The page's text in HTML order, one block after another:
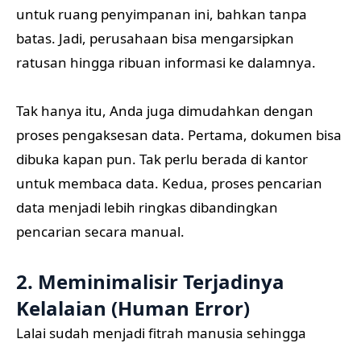
untuk ruang penyimpanan ini, bahkan tanpa
batas. Jadi, perusahaan bisa mengarsipkan
ratusan hingga ribuan informasi ke dalamnya.
Tak hanya itu, Anda juga dimudahkan dengan
proses pengaksesan data. Pertama, dokumen bisa
dibuka kapan pun. Tak perlu berada di kantor
untuk membaca data. Kedua, proses pencarian
data menjadi lebih ringkas dibandingkan
pencarian secara manual.
2. Meminimalisir Terjadinya
Kelalaian (Human Error)
Lalai sudah menjadi fitrah manusia sehingga